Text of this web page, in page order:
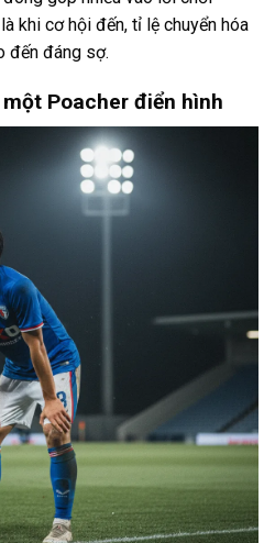
khi cơ hội đến, tỉ lệ chuyển hóa
đến đáng sợ.
Poacher điển hình